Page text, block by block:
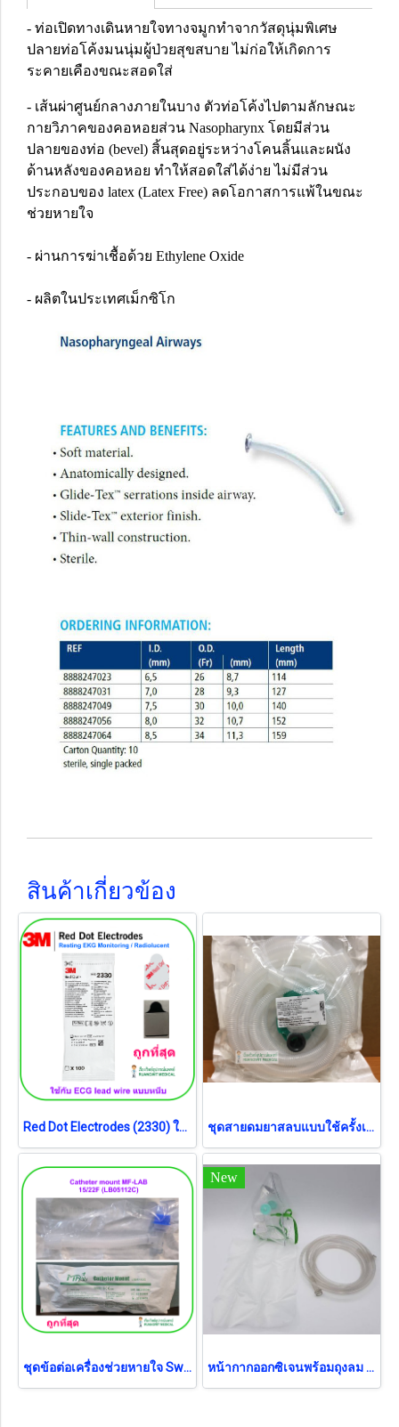
- ท่อเปิดทางเดินหายใจทางจมูกทำจากวัสดุนุ่มพิเศษ
ปลายท่อโค้งมนนุ่มผู้ป่วยสุขสบาย ไม่ก่อให้เกิดการ
ระคายเคืองขณะสอดใส่
- เส้นผ่าศูนย์กลางภายในบาง ตัวท่อโค้งไปตามลักษณะ
กายวิภาคของคอหอยส่วน Nasopharynx โดยมีส่วน
ปลายของท่อ (bevel) สิ้นสุดอยู่ระหว่างโคนลิ้นและผนัง
ด้านหลังของคอหอย ทำให้สอดใส่ได้ง่าย ไม่มีส่วน
ประกอบของ latex (Latex Free) ลดโอกาสการแพ้ในขณะ
ช่วยหายใจ
- ผ่านการฆ่าเชื้อด้วย Ethylene Oxide
- ผลิตในประเทศเม็กซิโก
สินค้าเกี่ยวข้อง
Red Dot Electrodes (2330) ใช้กับ EKG 12 lead แบบหนีบ (exp 12-2026) ชุดสายดมยาสลบแบบใช้ครั้งเดียว Anesthesia Breathing Circuit MF-LAB เด็ก (B0580)
ชุดข้อต่อเครื่องช่วยหายใจ Swivel Catheter mount MF-LAB 15/22F (LB05112C)
New
หน้ากากออกซิเจนพร้อมถุงลม Oxygen Mask with Bag สำหรับผู้ใหญ่ Galemed (AO0093)